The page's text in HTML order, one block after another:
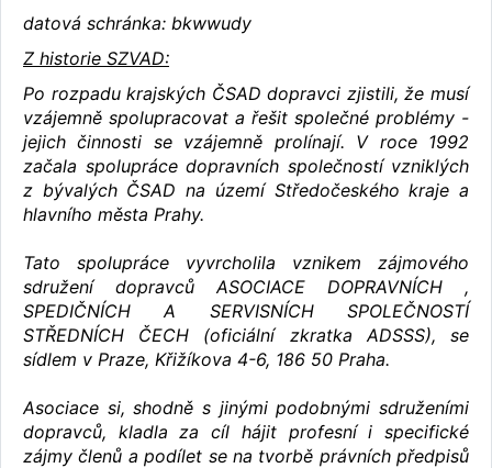
datová schránka: bkwwudy
Z historie SZVAD:
Po rozpadu krajských ČSAD dopravci zjistili, že musí
vzájemně spolupracovat a řešit společné problémy -
jejich činnosti se vzájemně prolínají. V roce 1992
začala spolupráce dopravních společností vzniklých
z bývalých ČSAD na území Středočeského kraje a
hlavního města Prahy.
Tato spolupráce vyvrcholila vznikem zájmového
sdružení dopravců ASOCIACE DOPRAVNÍCH ,
SPEDIČNÍCH A SERVISNÍCH SPOLEČNOSTÍ
STŘEDNÍCH ČECH (oficiální zkratka ADSSS), se
sídlem v Praze, Křižíkova 4-6, 186 50 Praha.
Asociace si, shodně s jinými podobnými sdruženími
dopravců, kladla za cíl hájit profesní i specifické
zájmy členů a podílet se na tvorbě právních předpisů